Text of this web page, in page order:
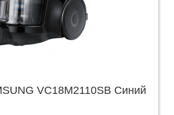
VC18M2110SB Синий